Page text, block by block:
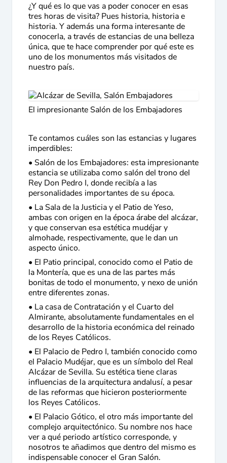
¿Y qué es lo que vas a poder conocer en esas
tres horas de visita? Pues historia, historia e
historia. Y además una forma interesante de
conocerla, a través de estancias de una belleza
única, que te hace comprender por qué este es
uno de los monumentos más visitados de
nuestro país.
El impresionante Salón de los Embajadores
Te contamos cuáles son las estancias y lugares
imperdibles:
• Salón de los Embajadores: esta impresionante
estancia se utilizaba como salón del trono del
Rey Don Pedro I, donde recibía a las
personalidades importantes de su época.
• La Sala de la Justicia y el Patio de Yeso,
ambas con origen en la época árabe del alcázar,
y que conservan esa estética mudéjar y
almohade, respectivamente, que le dan un
aspecto único.
• El Patio principal, conocido como el Patio de
la Montería, que es una de las partes más
bonitas de todo el monumento, y nexo de unión
entre diferentes zonas.
• La casa de Contratación y el Cuarto del
Almirante, absolutamente fundamentales en el
desarrollo de la historia económica del reinado
de los Reyes Católicos.
• El Palacio de Pedro I, también conocido como
el Palacio Mudéjar, que es un símbolo del Real
Alcázar de Sevilla. Su estética tiene claras
influencias de la arquitectura andalusí, a pesar
de las reformas que hicieron posteriormente
los Reyes Católicos.
• El Palacio Gótico, el otro más importante del
complejo arquitectónico. Su nombre nos hace
ver a qué periodo artístico corresponde, y
nosotros te añadimos que dentro del mismo es
indispensable conocer el Gran Salón.